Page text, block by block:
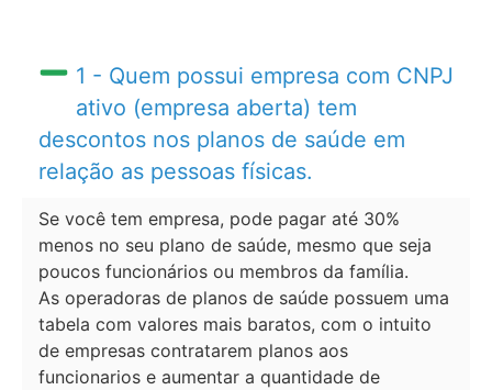
1 - Quem possui empresa com CNPJ
ativo (empresa aberta) tem
descontos nos planos de saúde em
relação as pessoas físicas.
Se você tem empresa, pode pagar até 30%
menos no seu plano de saúde, mesmo que seja
poucos funcionários ou membros da família.
As operadoras de planos de saúde possuem uma
tabela com valores mais baratos, com o intuito
de empresas contratarem planos aos
funcionarios e aumentar a quantidade de